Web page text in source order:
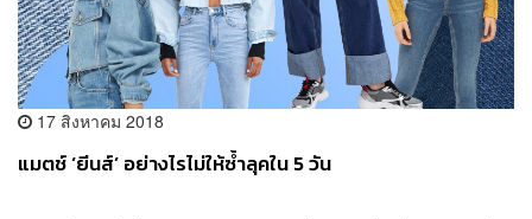
17 สิงหาคม 2018
แมตช์ ‘ยีนส์’ อย่างไรไม่ให้ซ้ำลุคใน 5 วัน